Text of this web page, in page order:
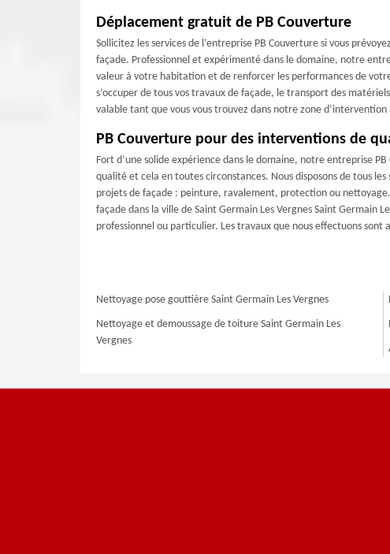
Déplacement gratuit de PB Couverture
Sollicitez les services de l’entreprise PB Couverture si vous
façade. Professionnel et expérimenté dans le domaine, notre
valeur à votre habitation et de renforcer les performances de
s’occuper de tous vos travaux de façade, le transport des
valable tant que vous vous trouvez dans notre zone d’intervention
PB Couverture pour des interventions de
Fort d’une solide expérience dans le domaine, notre entreprise
qualité et cela en toutes circonstances. Nous disposons de tous
projets de façade : peinture, ravalement, protection ou
façade dans la ville de Saint Germain Les Vergnes Saint Germain
professionnel ou particulier. Les travaux que nous effectuons sont
Nettoyage pose gouttière Saint Germain Les Vergnes
Nettoyage et demoussage de toiture Saint Germain Les
Vergnes